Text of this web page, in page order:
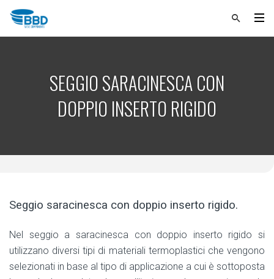
SEGGIO SARACINESCA CON
DOPPIO INSERTO RIGIDO
Seggio saracinesca con doppio inserto rigido.
Nel seggio a saracinesca con doppio inserto rigido si
utilizzano diversi tipi di materiali termoplastici che vengono
selezionati in base al tipo di applicazione a cui è sottoposta